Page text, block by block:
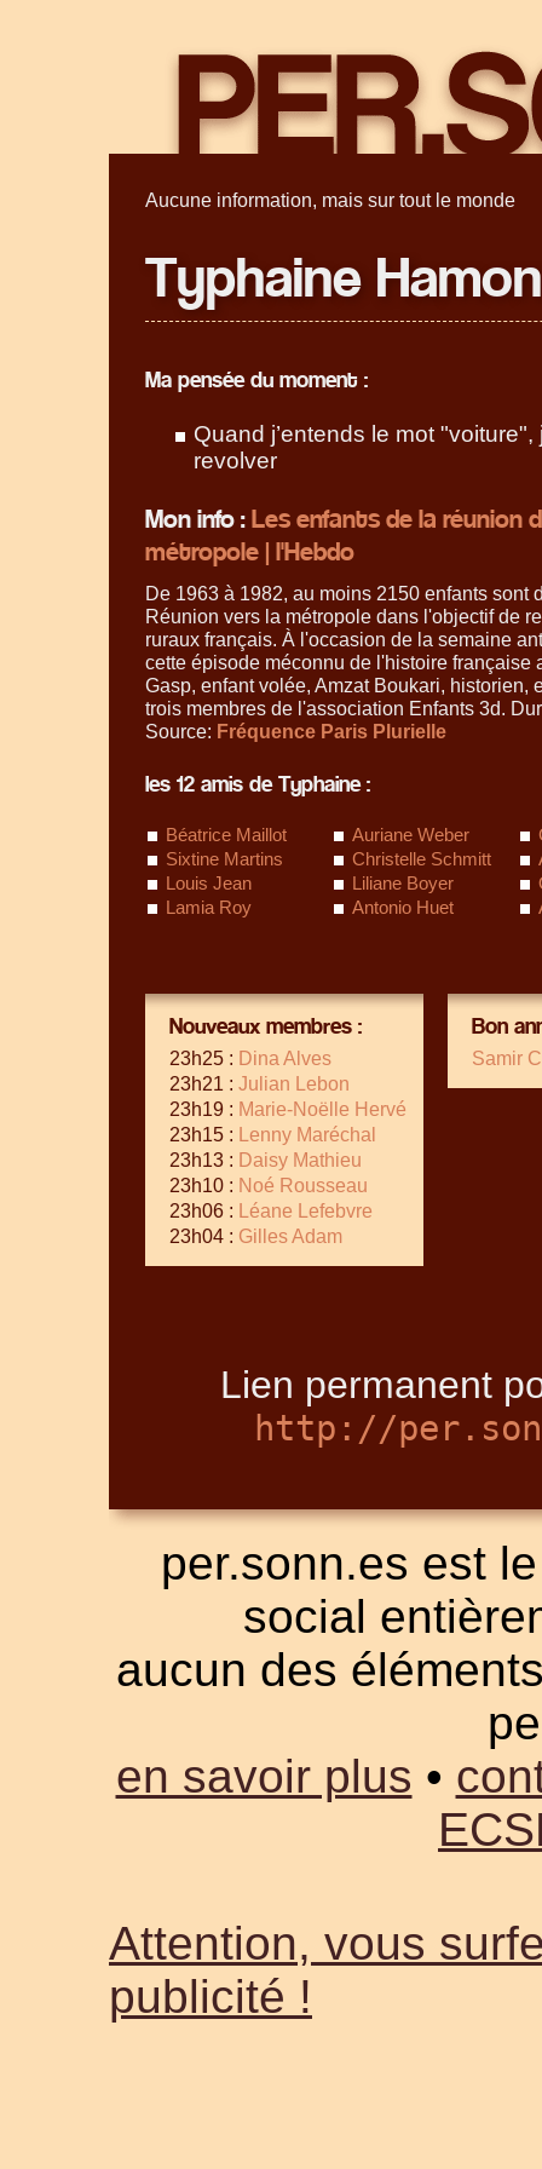
Aucune information, mais sur tout le monde
Typhaine Hamon
Ma pensée du moment :
Quand j’entends le mot
revolver
Mon info :Les enfants de la réunion
métropole | l'Hebdo
De 1963 à 1982, au moins 2150 enfants sont
Réunion vers la métropole dans l'objectif de
ruraux français. À l'occasion de la semaine
cette épisode méconnu de l'histoire française
Gasp, enfant volée, Amzat Boukari, historien,
trois membres de l'association Enfants 3d.
Source: Fréquence Paris Plurielle
les 12 amis de Typhaine :
Béatrice Maillot Auriane Weber
Sixtine Martins
Christelle Schmitt
Louis Jean
Liliane Boyer
Lamia Roy
Antonio Huet
Nouveaux membres :
23h25 : Dina Alves
23h21 : Julian Lebon
23h19 : Marie-Noëlle Hervé
23h15 :
Lenny Maréchal
23h13 : Daisy Mathieu
23h10 : Noé Rousseau
23h06 :
Léane Lefebvre
23h04 : Gilles Adam
Bon
Samir
Lien permanent
http://
per.sonn.es est
social
aucun des
en savoir plus •
Attention, vous
publicité !